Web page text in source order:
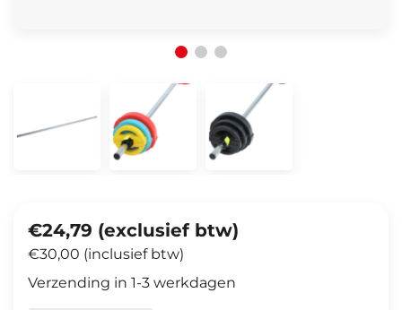
€24,79 (exclusief btw)
€30,00 (inclusief btw)
Verzending in 1-3 werkdagen